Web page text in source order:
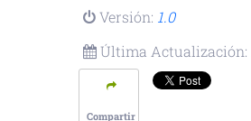
Versión: 1.0
Última Actualización:
Compartir